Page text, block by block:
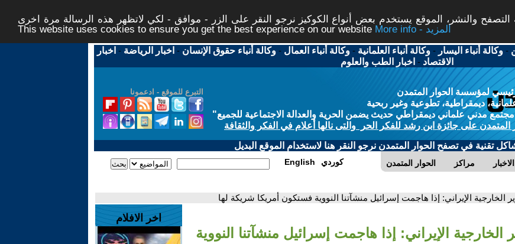
والنشر، الموقع يستخدم بعض أنواع الكوكيز نرجو النقر على الزر - موافق - لكي لاتظهر هذه الرسالة مرة اخرى -
This website uses cookies to ensure you get the best experience on our website
More info - المزيد
-وكالة أنباء اليسار -وكالة أنباء العلمانية -وكالة أنباء العمال -وكالة أنباء حقوق الإنسان - اخبار الرياضة - اخبار
الاقتصاد - اخبار الطب والعلوم
التبرع للموقع - ادعمونا
لمؤسسة الحوار المتمدن
ديمقراطية، تطوعية وغير ربحية
مدني علماني ديمقراطي حديث يضمن الحرية والعدالة الاجتماعية للجميع"
المتمدن على جائزة ابن رشد للفكر الحر والتى نالها أعلام في الفكر والثقافة
تقنية في تصفح الحوار المتمدن نرجو النقر هنا لاستخدام الموقع البديل
الحوار المتمدن مراكز الاخبار English كوردي
الخارجية الإيراني: إذا هاجمت إسرائيل منشآتنا النووية فستكون أمريكا شريكة لها
الخارجية الإيراني: إذا هاجمت إسرائيل منشآتنا النووية
اخر الافلام